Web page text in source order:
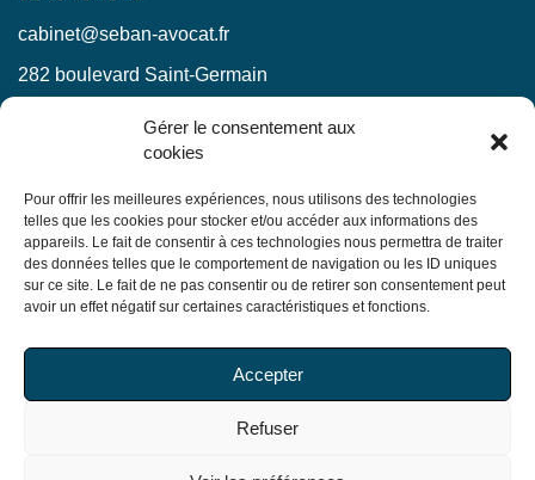
Gérer le consentement aux
cookies
Pour offrir les meilleures expériences, nous utilisons des technologies
telles que les cookies pour stocker et/ou accéder aux informations des
appareils. Le fait de consentir à ces technologies nous permettra de traiter
des données telles que le comportement de navigation ou les ID uniques
sur ce site. Le fait de ne pas consentir ou de retirer son consentement peut
avoir un effet négatif sur certaines caractéristiques et fonctions.
Accepter
Refuser
cabinet@seban-avocat.fr
282 boulevard Saint-Germain
RESTEZ INFORMÉS !
Ne manquez pas nos actualités juridiques.
En soumettant ce formulaire, j’accepte que mes
informations soient utilisées exclusivement dans le cadre
de ma demande, conformément à la